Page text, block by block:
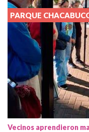
PARQUE
Vecinos aprendieron